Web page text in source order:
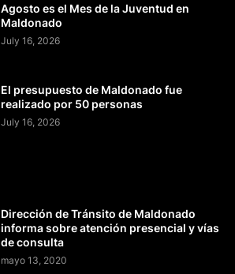
Agosto es el Mes de la Juventud en
Maldonado
July 16, 2026
El presupuesto de Maldonado fue
realizado por 50 personas
July 16, 2026
Dirección de Tránsito de Maldonado
informa sobre atención presencial y vías
de consulta
mayo 13, 2020